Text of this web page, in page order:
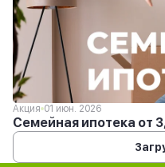
Акция 01 июн. 2026
Семейная ипотека от